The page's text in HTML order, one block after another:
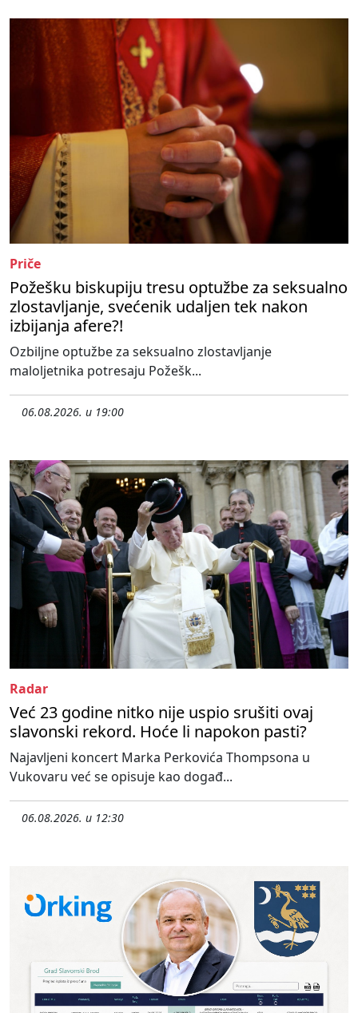
Priče
Požešku biskupiju tresu optužbe za seksualno
zlostavljanje, svećenik udaljen tek nakon
izbijanja afere?!
Ozbiljne optužbe za seksualno zlostavljanje
maloljetnika potresaju Požešk...
06.08.2026. u 19:00
Radar
Već 23 godine nitko nije uspio srušiti ovaj
slavonski rekord. Hoće li napokon pasti?
Najavljeni koncert Marka Perkovića Thompsona u
Vukovaru već se opisuje kao događ...
06.08.2026. u 12:30